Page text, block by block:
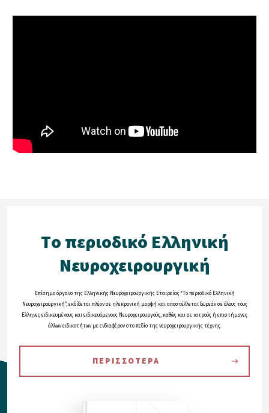
Tο περιοδικό Eλληνική
Nευροχειρουργική
Eπίσημο όργανο της Eλληνικής Nευροχειρουργικής Eταιρείας “Tο περιοδικό Eλληνική
Nευροχειρουργική”, εκδίδεται πλέον σε ηλεκρονική μορφή και αποστέλλεται δωρεάν σε όλους τους
Eλληνες ειδικευμένους και ειδικευόμενους Nευροχειρουργούς, καθώς και σε ιατρούς ή επιστήμονες
άλλων ειδικοτήτων με ενδιαφέρον στο πεδίο της νευροχειρουργικής τέχνης.
ΠΕΡΙΣΣΟΤΕΡΑ